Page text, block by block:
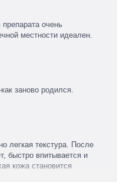
очень
местности идеален.
заново родился.
легкая текстура. После
быстро впитывается и
кожа становится